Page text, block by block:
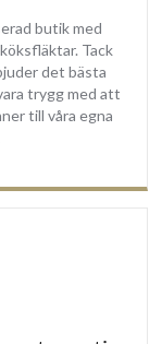
butik med
Tack
det bästa
trygg med att
till våra egna